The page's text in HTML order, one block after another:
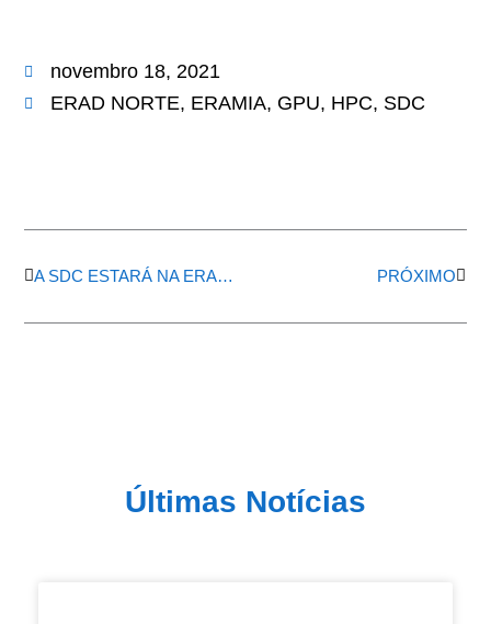
novembro 18, 2021
ERAD NORTE, ERAMIA, GPU, HPC, SDC
A SDC ESTARÁ NA ERAD NORTE 2021
PRÓXIMO
Últimas Notícias